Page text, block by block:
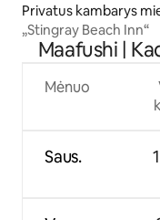
Privatus kambarys
„Stingray Beach Inn“
Maafushi |
Mėnuo
Saus.